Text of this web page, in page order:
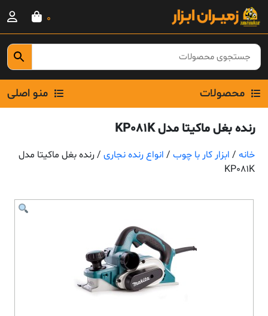
Skip
content
0
محصولات منو اصلی
رنده بغل ماکیتا مدل KP081K
خانه / ابزار کار با چوب / انواع رنده نجاری / رنده بغل ماکیتا مدل
KP081K